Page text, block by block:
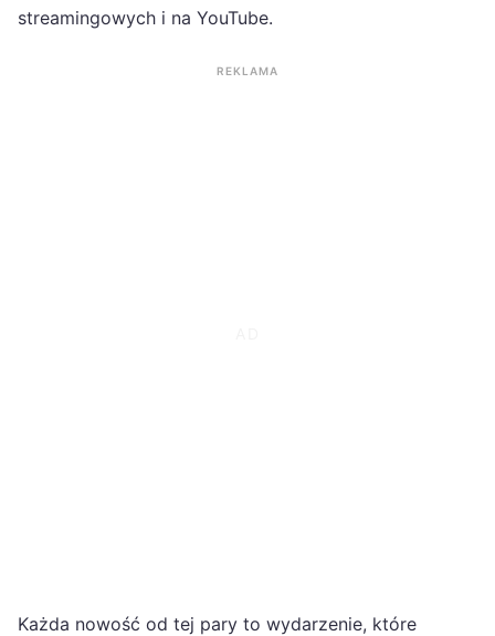
streamingowych i na YouTube.
REKLAMA
Każda nowość od tej pary to wydarzenie, które